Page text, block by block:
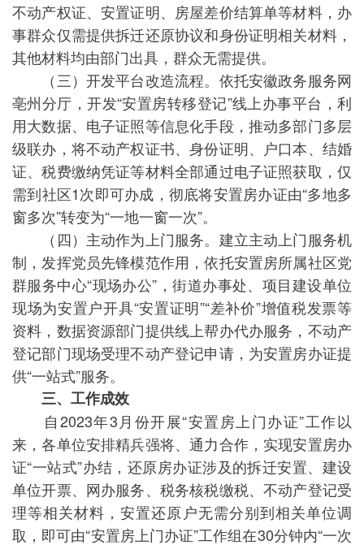
不动产权证、安置证明、房屋差价结算单等材料，办
事群众仅需提供拆迁还原协议和身份证明相关材料，
其他材料均由部门出具，群众无需提供。
（三）开发平台改造流程。依托安徽政务服务网
亳州分厅，开发“安置房转移登记”线上办事平台，利
用大数据、电子证照等信息化手段，推动多部门多层
级联办，将不动产权证书、身份证明、户口本、结婚
证、税费缴纳凭证等材料全部通过电子证照获取，仅
需到社区1次即可办成，彻底将安置房办证由“多地多
窗多次”转变为“一地一窗一次”。
（四）主动作为上门服务。建立主动上门服务机
制，发挥党员先锋模范作用，依托安置房所属社区党
群服务中心“现场办公”，街道办事处、项目建设单位
现场为安置户开具“安置证明”“差补价”增值税发票等
资料，数据资源部门提供线上帮办代办服务，不动产
登记部门现场受理不动产登记申请，为安置房办证提
供“一站式”服务。
三、工作成效
自2023年3月份开展“安置房上门办证”工作以
来，各单位安排精兵强将、通力合作，实现安置房办
证“一站式”办结，还原房办证涉及的拆迁安置、建设
单位开票、网办服务、税务核税缴税、不动产登记受
理等相关材料，安置还原户无需分别到相关单位调
取，即可由“安置房上门办证”工作组在30分钟内“一次